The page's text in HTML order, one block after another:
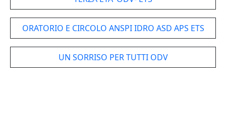
ORATORIO E CIRCOLO ANSPI IDRO ASD APS ETS
UN SORRISO PER TUTTI ODV